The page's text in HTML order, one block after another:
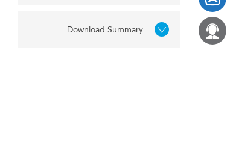
Download Summary